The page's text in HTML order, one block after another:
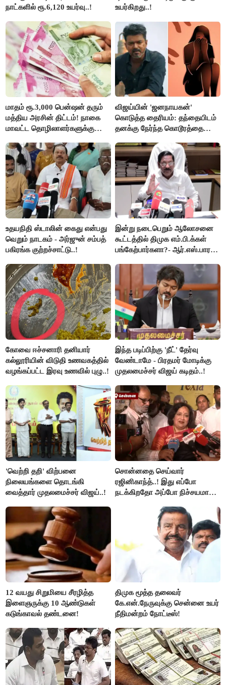
நாட்களில் ரூ.6,120 உயர்வு..!
உயர்கிறது..!
மாதம் ரூ.3,000 பென்ஷன் தரும்
மத்திய அரசின் திட்டம்! நாகை
மாவட்ட தொழிலாளர்களுக்கு
செய்தி!
விஜய்யின் 'ஜனநாயகன்'
கொடுத்த தைரியம்: தந்தையிடம்
தனக்கு நேர்ந்த கொடூரத்தை
உதயநிதி ஸ்டாலின் கைது என்பது
வெறும் நாடகம் - அர்ஜுன் சம்பத்
பகிரங்க குற்றச்சாட்டு..!
இன்று நடைபெறும் ஆலோசனை
கூட்டத்தில் திமுக எம்.பி.க்கள்
பங்கேற்பார்களா?- ஆர்.எஸ்.பாரதி
கோவை ஈச்சனாரி தனியார்
கல்லூரியின் விடுதி உணவகத்தில்
வழங்கப்பட்ட இரவு உணவில் புழு..!
இந்த படிப்பிற்கு 'நீட்' தேர்வு
வேண்டாமே - பிரதமர் மோடிக்கு
முதலமைச்சர் விஜய் கடிதம்..!
'வெற்றி தறி' விற்பனை
நிலையங்களை தொடங்கி
வைத்தார் முதலமைச்சர் விஜய்..!
சொன்னதை செய்வார்
ரஜினிகாந்த்..! இது எப்போ
நடக்கிறதோ அப்போ நிச்சயமாக
ரஜினிகாந்த்..!
12 வயது சிறுமியை சீரழித்த
இளைஞருக்கு 10 ஆண்டுகள்
கடுங்காவல் தண்டனை!
திமுக மூத்த தலைவர்
கே.என்.நேருவுக்கு சென்னை உயர்
நீதிமன்றம் நோட்டீஸ்!